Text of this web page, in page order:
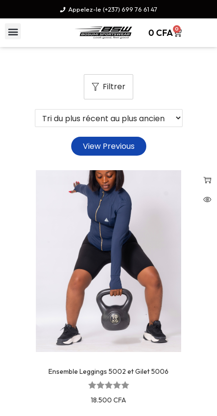
Appelez-le (+237) 699 76 61 47
0 CFA 0
View Previous
Filtrer
Ensemble Leggings 5002 et Gilet 5006
18.500CFA